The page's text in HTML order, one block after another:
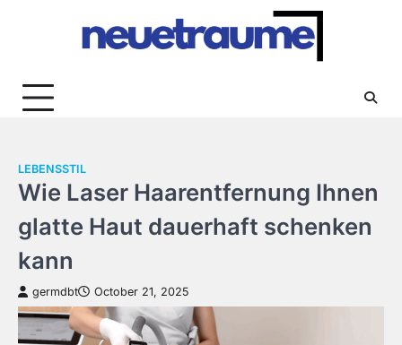
LEBENSSTIL
Wie Laser Haarentfernung Ihnen
glatte Haut dauerhaft schenken
kann
germdbt October 21, 2025